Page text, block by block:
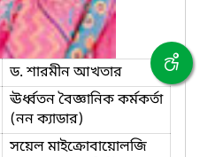
ড. শারমীন আখতার
ঊর্ধ্বতন বৈজ্ঞানিক কর্মকর্তা
(নন ক্যাডার)
সয়েল মাইক্রোবায়োলজি